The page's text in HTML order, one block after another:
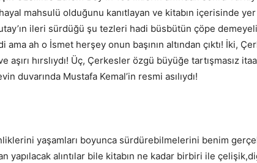
mahsulü olduğunu kanıtlayan ve kitabın içerisinde yer
ileri sürdüğü şu tezleri hadi büsbütün çöpe
ah o İsmet herşey onun başının altından çıktı! İki,
hırslıydı! Üç, Çerkesler özgü büyüğe tartışmasız
duvarında Mustafa Kemal’in resmi asılıydı!
yaşamları boyunca sürdürebilmelerini benim
alıntılar bile kitabın ne kadar birbiri ile